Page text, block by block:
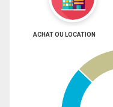
ACHAT OU LOCATION